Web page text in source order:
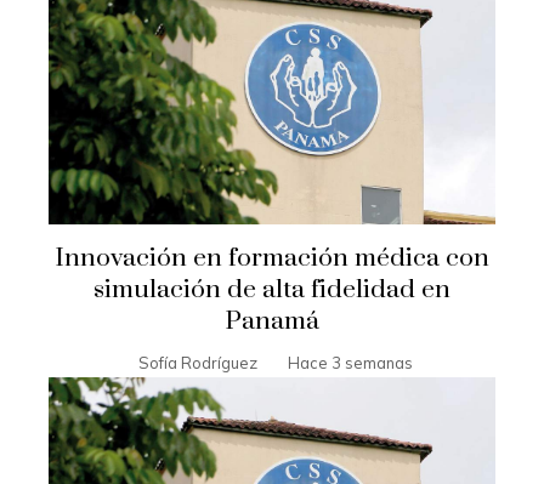
Innovación en formación médica con
simulación de alta fidelidad en
Panamá
Sofía Rodríguez Hace 3 semanas